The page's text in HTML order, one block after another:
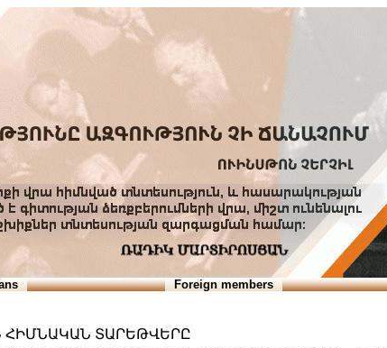
Տուն Օգնություն
Foreign members
ՀԻՄՆԱԿԱՆ ՏԱՐԵԹՎԵՐԸ